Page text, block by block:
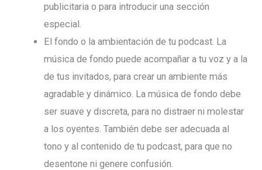
publicitaria o para introducir una sección
especial.
El fondo o la ambientación de tu podcast. La
música de fondo puede acompañar a tu voz y a la
de tus invitados, para crear un ambiente más
agradable y dinámico. La música de fondo debe
ser suave y discreta, para no distraer ni molestar
a los oyentes. También debe ser adecuada al
tono y al contenido de tu podcast, para que no
desentone ni genere confusión.